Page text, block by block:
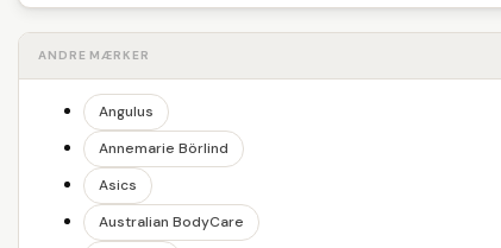
ANDRE MÆRKER
Angulus
Annemarie Börlind
Asics
Australian BodyCare